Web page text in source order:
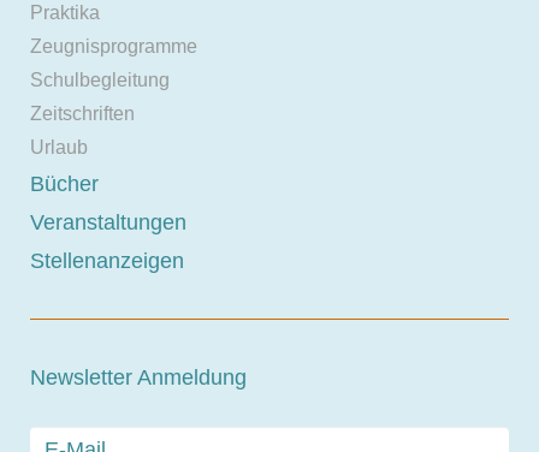
Praktika
Zeugnisprogramme
Schulbegleitung
Zeitschriften
Urlaub
Bücher
Veranstaltungen
Stellenanzeigen
Newsletter Anmeldung